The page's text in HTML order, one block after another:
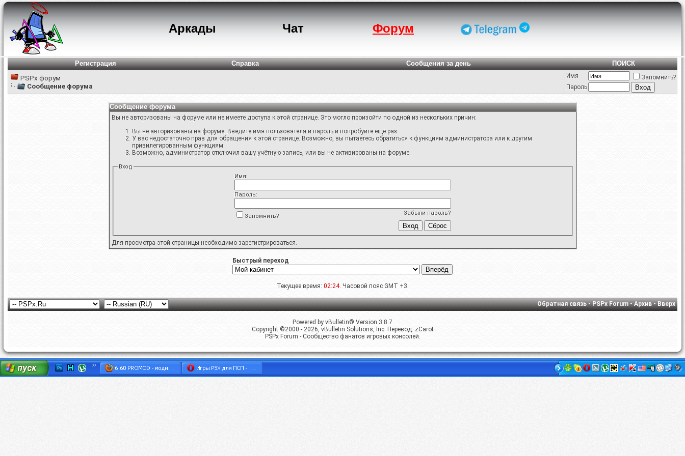
Аркады Чат Форум
Регистрация Справка Сообщения за день
ПОИСК
PSPx форум
Сообщение форума
Имя
Запомнить?
Пароль
Сообщение форума
Вы не авторизованы на форуме или не имеете доступа к этой странице. Это могло произойти по одной из нескольких причин:
Вы не авторизованы на форуме. Введите имя пользователя и пароль и попробуйте ещё раз.
У вас недостаточно прав для обращения к этой странице. Возможно, вы пытаетесь обратиться к функциям администратора или к другим
привилегированным функциям.
Возможно, администратор отключил вашу учётную запись, или вы не активированы на форуме.
Вход
Имя:
Пароль:
Забыли пароль?
Запомнить?
Для просмотра этой страницы необходимо зарегистрироваться.
Быстрый переход
Текущее время: 02:24. Часовой пояс GMT +3.
Обратная связь-PSPx Forum-Архив-Вверх
Powered by vBulletin® Version 3.8.7
Copyright ©2000 - 2026, vBulletin Solutions, Inc. Перевод: zCarot
PSPx Forum - Сообщество фанатов игровых консолей.